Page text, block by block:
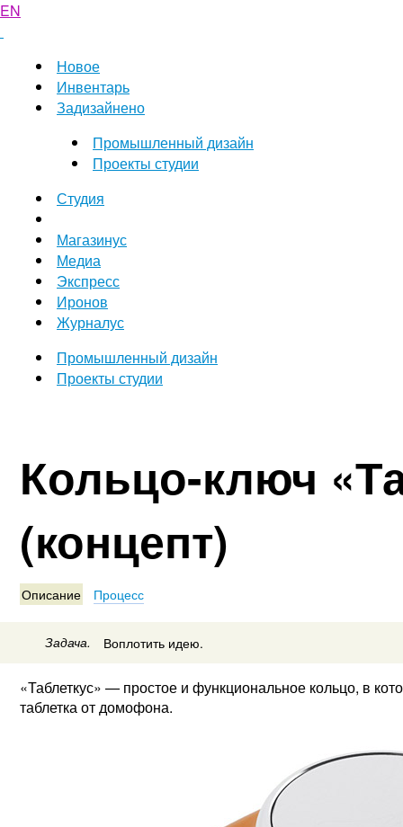
EN
Новое
Инвентарь
Задизайнено
Промышленный дизайн
Проекты студии
Студия
Магазинус
Медиа
Экспресс
Иронов
Журналус
Промышленный дизайн
Проекты студии
Кольцо-ключ
(концепт)
Описание Процесс
Задача. Воплотить идею.
«Таблеткус» — простое и функциональное кольцо, в
таблетка от домофона.